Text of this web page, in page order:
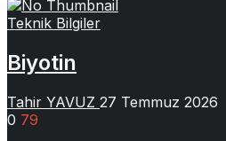
Teknik Bilgiler
Biyotin
Tahir YAVUZ 27 Temmuz 2026
0 79